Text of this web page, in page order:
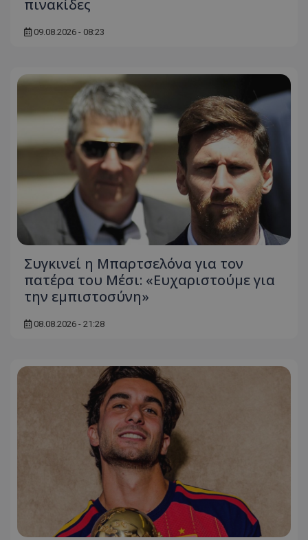
πινακίδες
09.08.2026 - 08:23
Συγκινεί η Μπαρτσελόνα για τον
πατέρα του Μέσι: «Ευχαριστούμε για
την εμπιστοσύνη»
08.08.2026 - 21:28